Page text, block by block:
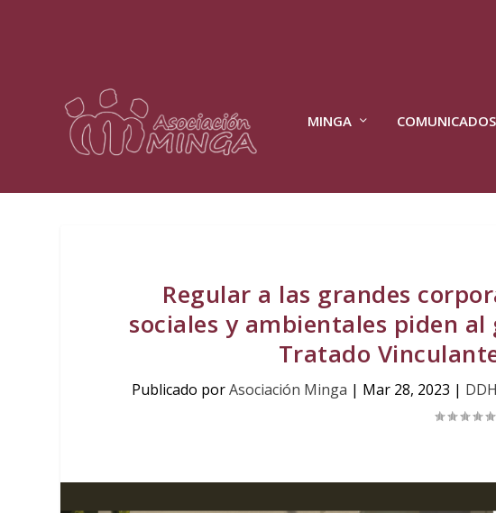
MINGA COMUNICADOS
Regular a las grandes
sociales y ambientales piden
Tratado
Publicado porAsociación Minga | Mar 28, 2023 |